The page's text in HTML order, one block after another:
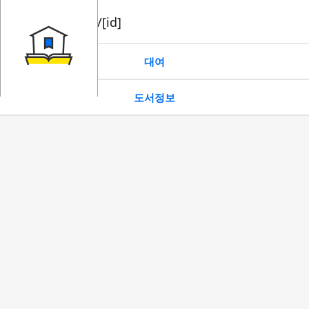
book/rent/[id]
대여
도서정보